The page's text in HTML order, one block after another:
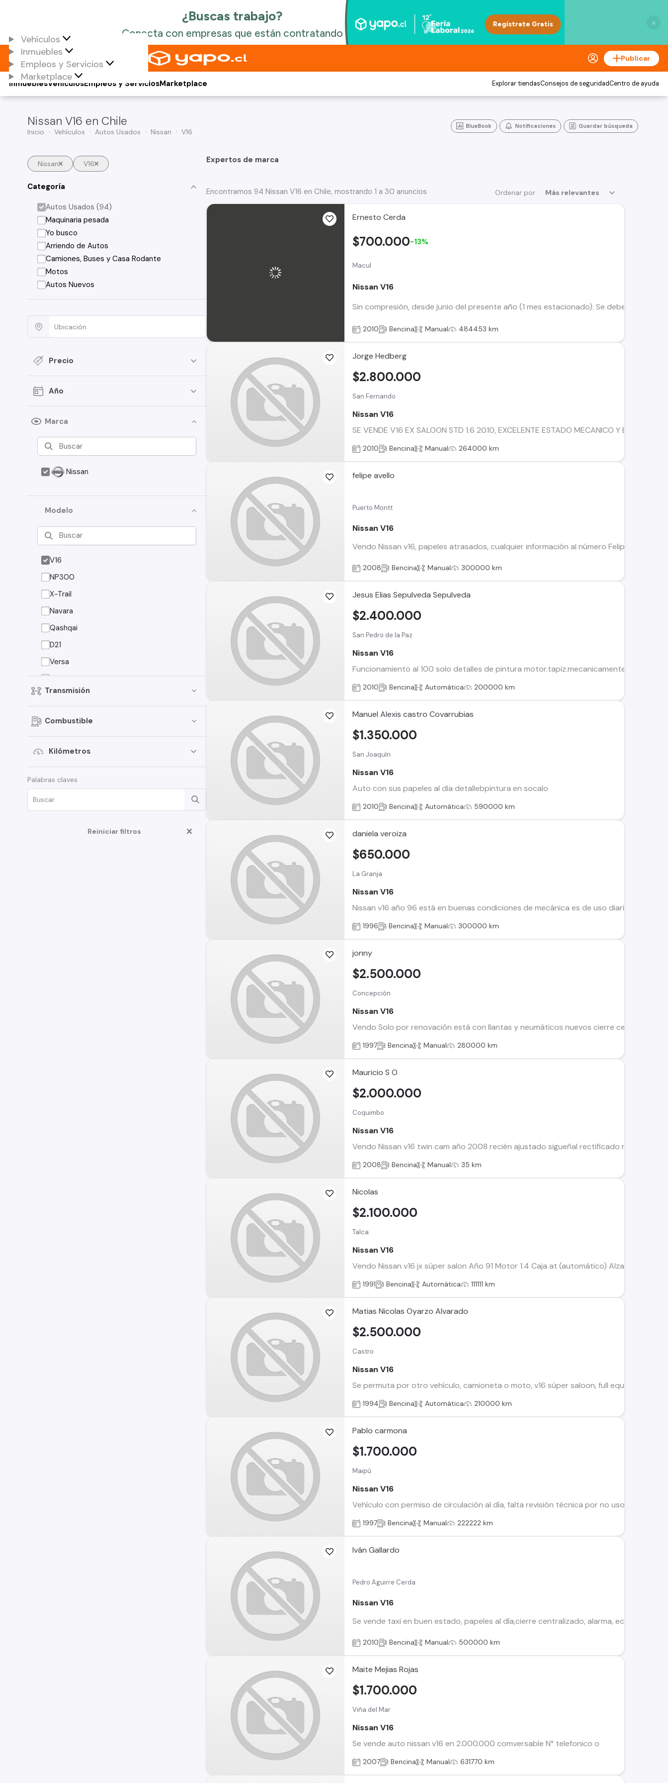
×
Vehículos
Inmuebles
Empleos y Servicios
Marketplace
Publicar
Vehículos
Inmuebles Empleos y ServiciosMarketplace Explorar tiendasConsejos de seguridadCentro de ayuda
Nissan V16 en Chile
Inicio Vehículos Autos Usados Nissan V16
BlueBook Notificaciones Guardar búsqueda
Nissan V16
Categoría
Autos Usados (94)
Maquinaria pesada
Yo busco
Arriendo de Autos
Camiones, Buses y Casa Rodante
Motos
Autos Nuevos
Precio
Año
Marca
Nissan
Modelo
V16
NP300
X-Trail
Navara
Qashqai
D21
Versa
Kicks
Terrano
Sentra
Tiida
Note
ALTIMA
Transmisión
Combustible
Kilómetros
Palabras claves
Reiniciar filtros
Expertos de marca
Ordenar por Más relevantes
Encontramos 94 Nissan V16 en Chile, mostrando 1 a 30 anuncios
Ernesto Cerda
Macul
Nissan V16
Sin compresión, desde junio del presente año (1 mes estacionado). Se debe ajustar o
$700.000-13%
2010 Bencina Manual 484453 km
Jorge Hedberg
San Fernando
Nissan V16
SE VENDE V16 EX SALOON STD 1.6 2010, EXCELENTE ESTADO MECANICO Y ESTETICO,
$2.800.000
2010 Bencina Manual 264000 km
felipe avello
Puerto Montt
Nissan V16
Vendo Nissan v16, papeles atrasados, cualquier información al número Felipe avello
2008 Bencina Manual 300000 km
Jesus Elias Sepulveda Sepulveda
San Pedro de la Paz
Nissan V16
Funcionamiento al 100 solo detalles de pintura motor.tapiz.mecanicamente
$2.400.000
2010 Bencina Automática 200000 km
Manuel Alexis castro Covarrubias
San Joaquín
Nissan V16
Auto con sus papeles al día detallebpintura en socalo
$1.350.000
2010 Bencina Automática 590000 km
daniela veroiza
La Granja
Nissan V16
Nissan v16 año 96 está en buenas condiciones de mecánica es de uso diario con
$650.000
1996 Bencina Manual 300000 km
jonny
Concepción
Nissan V16
Vendo Solo por renovación está con llantas y neumáticos nuevos cierre
$2.500.000
1997 Bencina Manual 280000 km
Mauricio S O
Coquimbo
Nissan V16
Vendo Nissan v16 twin cam año 2008 recién ajustado sigueñal rectificado metales
$2.000.000
2008 Bencina Manual 35 km
Nicolas
Talca
Nissan V16
Vendo Nissan v16 jx súper salon Año 91 Motor 1.4 Caja at (automático) Alzavidrios
$2.100.000
1991 Bencina Automática 111111 km
Matias Nicolas Oyarzo Alvarado
Castro
Nissan V16
Se permuta por otro vehículo, camioneta o moto, v16 súper saloon, full equipo, tapa
$2.500.000
1994 Bencina Automática 210000 km
Pablo carmona
Maipú
Nissan V16
Vehículo con permiso de circulación al día, falta revisión técnica por no uso,
$1.700.000
1997 Bencina Manual 222222 km
Iván Gallardo
Pedro Aguirre Cerda
Nissan V16
Se vende taxi en buen estado, papeles al día,cierre centralizado, alarma, ect *Incluye
2010 Bencina Manual 500000 km
Maite Mejias Rojas
Viña del Mar
Nissan V16
Se vende auto nissan v16 en 2.000.000 comversable N° telefonico o
$1.700.000
2007 Bencina Manual 631770 km